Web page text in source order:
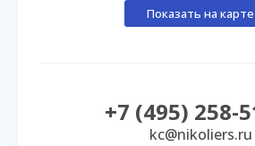
Показать на карте
+7 (495) 258-
kc@nikoliers.ru